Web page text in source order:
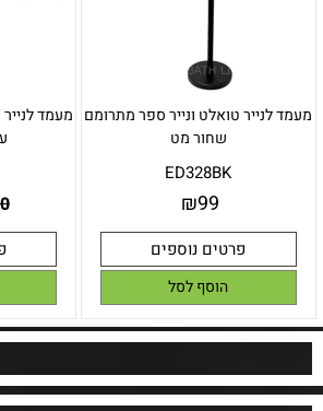
מעמד לנייר טואלט ונייר ספר מתרומם
שחור מט
ED328BK
₪99
פרטים נוספים
הוסף לסל
מעמד